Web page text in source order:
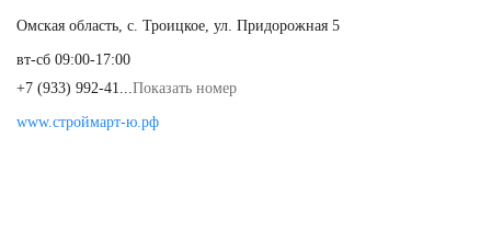
Омская область, с. Троицкое, ул. Придорожная 5
вт-сб 09:00-17:00
+7 (933) 992-41...Показать номер
www.строймарт-ю.рф